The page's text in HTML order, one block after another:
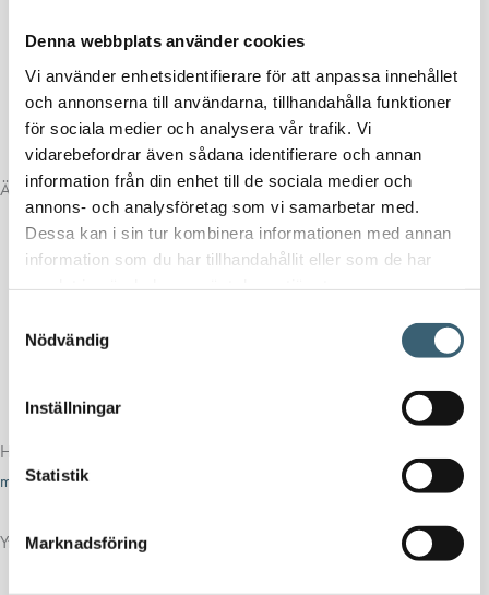
Denna webbplats använder cookies
Vi använder enhetsidentifierare för att anpassa innehållet
och annonserna till användarna, tillhandahålla funktioner
för sociala medier och analysera vår trafik. Vi
vidarebefordrar även sådana identifierare och annan
information från din enhet till de sociala medier och
annons- och analysföretag som vi samarbetar med.
Dessa kan i sin tur kombinera informationen med annan
information som du har tillhandahållit eller som de har
Nödvändig
Inställningar
Statistik
Marknadsföring
Fläns
Mätrör
Läckagelarm/indikerining
Påfyllning
ÄlvestadTanken PVB 100-5000L:
Finns i 100, 200, 1000, 2000, 3000 samt 5000 liter.
Öppen invallning med gummilist.
Avluftning i manlucka som standard.
Specialanpassas efter era önskemål.
Har du frågor om den här produkten?
mer information!
Ytterligare information